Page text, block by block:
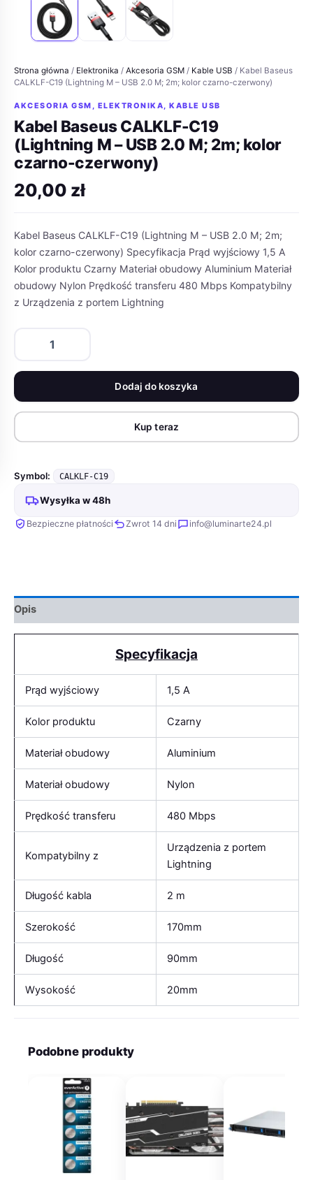
Strona główna / Elektronika / Akcesoria GSM / Kable USB / Kabel Baseus
CALKLF-C19 (Lightning M – USB 2.0 M; 2m; kolor czarno-czerwony)
AKCESORIA GSM , ELEKTRONIKA,KABLE USB
Kabel Baseus CALKLF-C19
(Lightning M – USB 2.0 M; 2m; kolor
czarno-czerwony)
20,00 zł
Kabel Baseus CALKLF-C19 (Lightning M – USB 2.0 M; 2m;
kolor czarno-czerwony) Specyfikacja Prąd wyjściowy 1,5 A
Kolor produktu Czarny Materiał obudowy Aluminium Materiał
obudowy Nylon Prędkość transferu 480 Mbps Kompatybilny
z Urządzenia z portem Lightning
CALKLF-
(Lightning
M
USB
M;
kolor
czerwony)
Dodaj do koszyka
Kup teraz
Symbol: CALKLF-C19
Wysyłka w 48h
Bezpieczne płatności Zwrot 14 dni info@luminarte24.pl
Opis
Specyfikacja
Prąd wyjściowy 1,5 A
Kolor produktu Czarny
Materiał obudowy Aluminium
Materiał obudowy Nylon
Prędkość transferu 480 Mbps
Kompatybilny z
Urządzenia z portem
Lightning
Długość kabla 2 m
Szerokość 170mm
Długość 90mm
Wysokość 20mm
Podobne produkty